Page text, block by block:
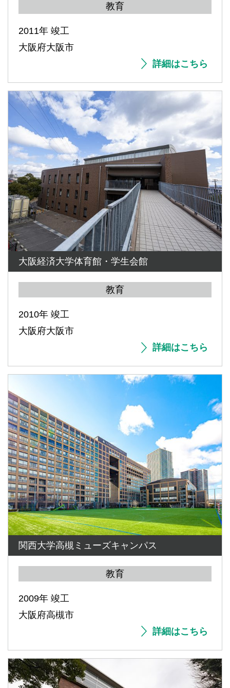
教育
2011年 竣工
大阪府大阪市
詳細はこちら
大阪経済大学体育館・学生会館
教育
2010年 竣工
大阪府大阪市
詳細はこちら
関西大学高槻ミューズキャンパス
教育
2009年 竣工
大阪府高槻市
詳細はこちら